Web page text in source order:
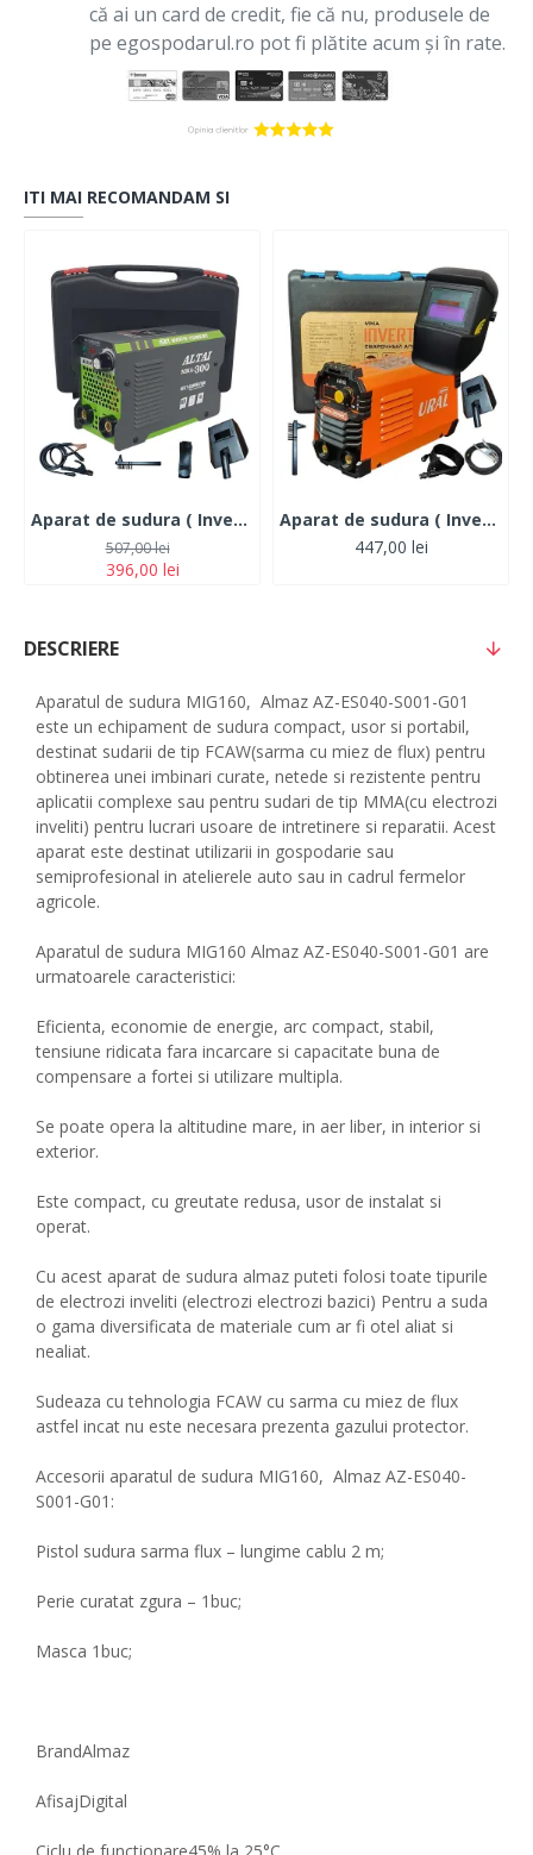
că ai un card de credit, fie că nu, produsele de
pe egospodarul.ro pot fi plătite acum și în rate.
ITI MAI RECOMANDAM SI
Aparat de sudura ( Invertor ) ALTAI MMA 300 ah + Cutie transport
396,00 lei
507,00 lei
Aparat de sudura ( Invertor ) URAL/ALTAI MMA 325DK, 320Ah+Masca Automata, Accesorii Incluse,Cutie de Transport, Cabluri 3M
447,00 lei
DESCRIERE
Aparatul de sudura MIG160, Almaz AZ-ES040-S001-G01
este un echipament de sudura compact, usor si portabil,
destinat sudarii de tip FCAW(sarma cu miez de flux) pentru
obtinerea unei imbinari curate, netede si rezistente pentru
aplicatii complexe sau pentru sudari de tip MMA(cu electrozi
inveliti) pentru lucrari usoare de intretinere si reparatii. Acest
aparat este destinat utilizarii in gospodarie sau
semiprofesional in atelierele auto sau in cadrul fermelor
agricole.
Aparatul de sudura MIG160 Almaz AZ-ES040-S001-G01 are
urmatoarele caracteristici:
Eficienta, economie de energie, arc compact, stabil,
tensiune ridicata fara incarcare si capacitate buna de
compensare a fortei si utilizare multipla.
Se poate opera la altitudine mare, in aer liber, in interior si
exterior.
Este compact, cu greutate redusa, usor de instalat si
operat.
Cu acest aparat de sudura almaz puteti folosi toate tipurile
de electrozi inveliti (electrozi electrozi bazici) Pentru a suda
o gama diversificata de materiale cum ar fi otel aliat si
nealiat.
Sudeaza cu tehnologia FCAW cu sarma cu miez de flux
astfel incat nu este necesara prezenta gazului protector.
Accesorii aparatul de sudura MIG160, Almaz AZ-ES040-
S001-G01:
Pistol sudura sarma flux – lungime cablu 2 m;
Perie curatat zgura – 1buc;
Masca 1buc;
BrandAlmaz
AfisajDigital